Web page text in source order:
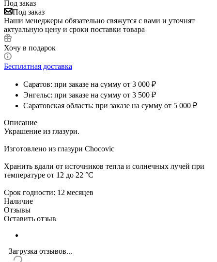
Под заказ
Под заказ
Наши менеджеры обязательно свяжутся с вами и уточнят
актуальную цену и сроки поставки товара
Хочу в подарок
Бесплатная доставка
Саратов: при заказе на сумму от 3 000 ₽
Энгельс: при заказе на сумму от 3 500 ₽
Саратовская область: при заказе на сумму от 5 000 ₽
Описание
Украшение из глазури.
Изготовлено из глазури Chocovic
Хранить вдали от источников тепла и солнечных лучей при
температуре от 12 до 22 °C
Срок годности: 12 месяцев
Наличие
Отзывы
Оставить отзыв
Загрузка отзывов...